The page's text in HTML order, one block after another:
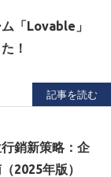
「Lovable」
！
記事を読む
銷新策略：企
2025年版）